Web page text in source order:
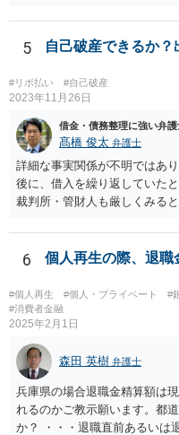
5 自己破産できるか？
#リボ払い #自己破産
2023年11月26日
借金・債務整理に強い弁護
髙橋 俊太 弁護士
詳細な事実関係が不明ではあ
後に、借入を繰り返していた
裁判所・管財人も厳しくみる
財人に対して反省の姿勢を示
思われます。
6 個人再生の際、退職
#個人再生 #個人・プライベート #
#消費者金融
2025年2月1日
森田 英樹 弁護士
兵庫県の場合退職金精算額は
れるのかご教示願います。都
か？ ・・・退職直前あるい